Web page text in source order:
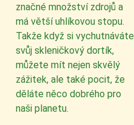
značné množství zdrojů a
má větší uhlíkovou stopu.
Takže když si vychutnáváte
svůj skleničkový dortík,
můžete mít nejen skvělý
zážitek, ale také pocit, že
děláte něco dobrého pro
naši planetu.